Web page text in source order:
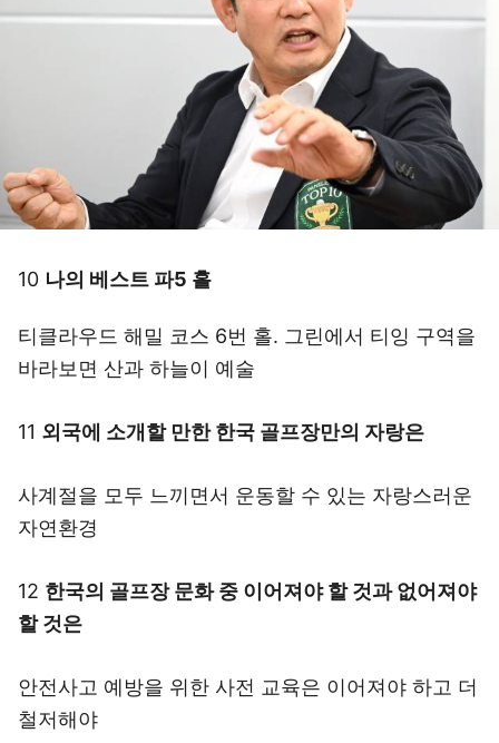
10 나의 베스트 파5 홀
티클라우드 해밀 코스 6번 홀. 그린에서 티잉 구역을
바라보면 산과 하늘이 예술
11 외국에 소개할 만한 한국 골프장만의 자랑은
사계절을 모두 느끼면서 운동할 수 있는 자랑스러운
자연환경
12 한국의 골프장 문화 중 이어져야 할 것과 없어져야
할 것은
안전사고 예방을 위한 사전 교육은 이어져야 하고 더
철저해야